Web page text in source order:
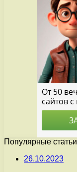
Популярные статьи
26.10.2023